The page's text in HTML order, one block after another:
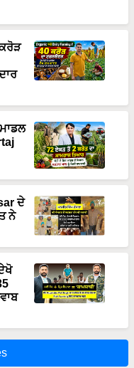
ਦੇ
ਨੇ